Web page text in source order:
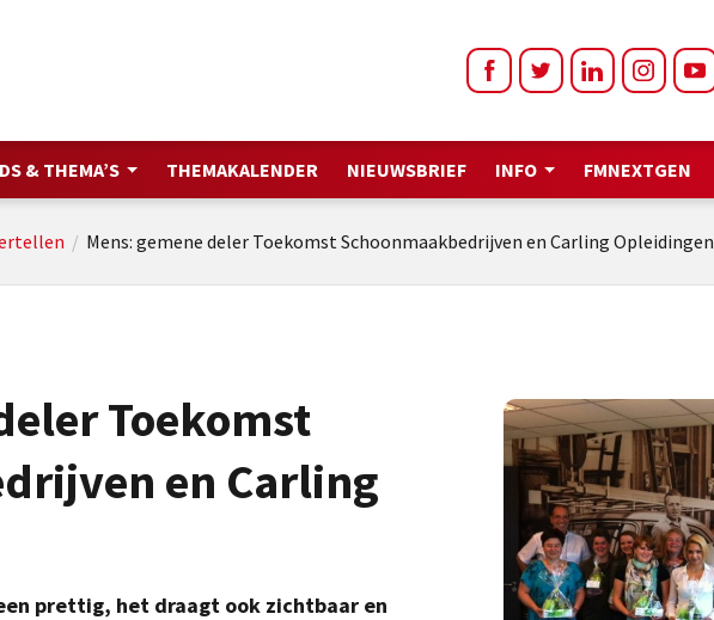
& THEMA’S THEMAKALENDER NIEUWSBRIEF INFO FMNEXTGEN
/ Mens: gemene deler Toekomst Schoonmaakbedrijven en Carling Opleidingen
Toekomst
en Carling
prettig, het draagt ook zichtbaar en